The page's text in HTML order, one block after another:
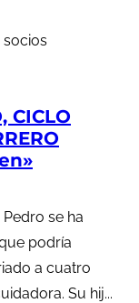
CICLO
se ha
podría
a cuatro
Su hij...